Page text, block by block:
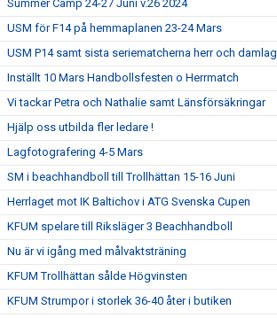
Summer Camp 24-27 Juni v.26 2024
USM för F14 på hemmaplanen 23-24 Mars
USM P14 samt sista seriematcherna herr och damlag
Inställt 10 Mars Handbollsfesten o Herrmatch
Vi tackar Petra och Nathalie samt Länsförsäkringar
Hjälp oss utbilda fler ledare !
Lagfotografering 4-5 Mars
SM i beachhandboll till Trollhättan 15-16 Juni
Herrlaget mot IK Baltichov i ATG Svenska Cupen
KFUM spelare till Riksläger 3 Beachhandboll
Nu är vi igång med målvaktsträning
KFUM Trollhättan sålde Högvinsten
KFUM Strumpor i storlek 36-40 åter i butiken